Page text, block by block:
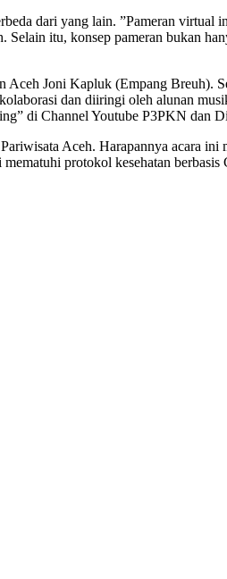
dari yang lain. ”Pameran virtual
itu, konsep pameran bukan
Joni Kapluk (Empang Breuh).
dan diiringi oleh alunan
di Channel Youtube P3PKN dan
Aceh. Harapannya acara ini
protokol kesehatan berbasis